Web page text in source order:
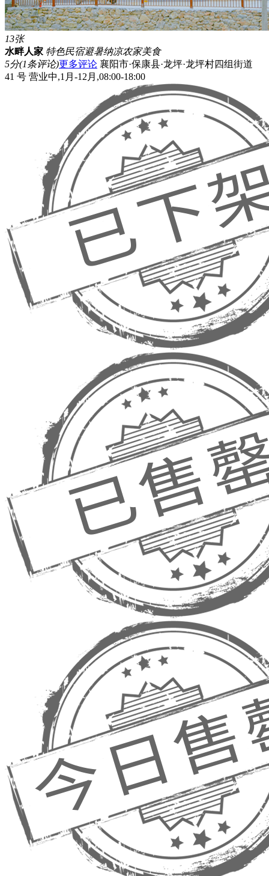
13张
水畔人家 特色民宿避暑纳凉农家美食
5分(1条评论)更多评论 襄阳市·保康县·龙坪·龙坪村四组街道
41 号 营业中,1月-12月,08:00-18:00